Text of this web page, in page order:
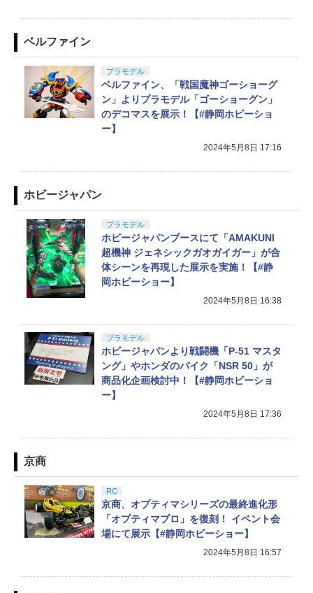
ベルファイン
プラモデル
ベルファイン、「戦国魔神ゴーショーグ
ン」よりプラモデル「ゴーショーグン」
のデコマスを展示！【#静岡ホビーショ
ー】
2024年5月8日 17:16
ホビージャパン
プラモデル
ホビージャパンブースにて「AMAKUNI
超機神 ジェネシックガオガイガー」が合
体シーンを再現した展示を実施！【#静
岡ホビーショー】
2024年5月8日 16:38
プラモデル
ホビージャパンより戦闘機「P-51 マスタ
ング」やホンダのバイク「NSR 50」が
商品化企画検討中！【#静岡ホビーショ
ー】
2024年5月8日 17:36
京商
RC
京商、オプティマシリーズの最終進化形
「オプティマプロ」を復刻！ イベント会
場にて展示【#静岡ホビーショー】
2024年5月8日 16:57